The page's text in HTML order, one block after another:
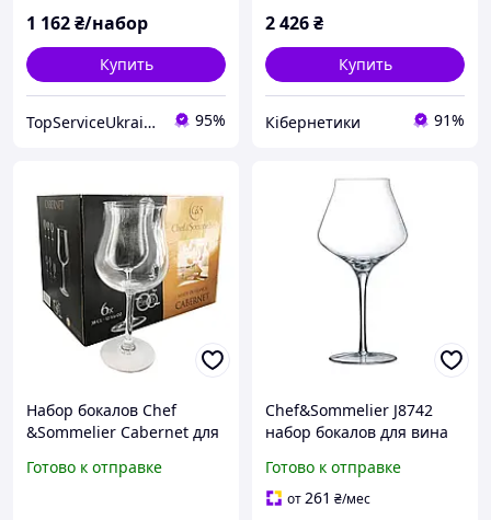
1 162₴/набор
Купить
TopServiceUkraine 95%
2 426₴
Купить
Кібернетики 91%
Набор бокалов Chef
&Sommelier Cabernet для
Готово к отправке
Chef&Sommelier J8742
набор бокалов для вина
450мл
Готово к отправке
от261 ₴/мес